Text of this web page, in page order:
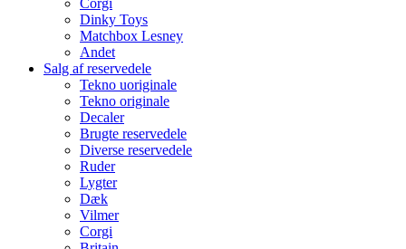
Corgi
Dinky Toys
Matchbox Lesney
Andet
Salg af reservedele
Tekno uoriginale
Tekno originale
Decaler
Brugte reservedele
Diverse reservedele
Ruder
Lygter
Dæk
Vilmer
Corgi